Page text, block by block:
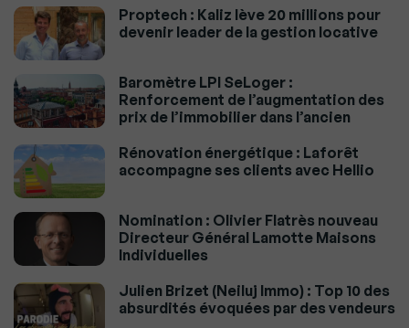
Proptech : Kaliz lève 20 millions pour
devenir leader de la gestion locative
Baromètre LPI SeLoger :
Renforcement de l’augmentation des
prix de l’immobilier dans l’ancien
Rénovation énergétique : Laforêt
accompagne ses clients avec Hellio
Nomination : Olivier Flatrès nouveau
Directeur Général Lamotte Maisons
Individuelles
Julien Brizet (Neiluj Immo) : Top 10 des
absurdités évoquées par des vendeurs